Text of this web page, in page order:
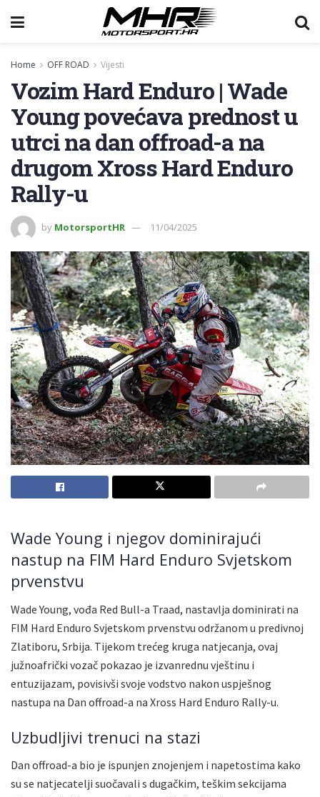
Home OFF ROAD Vijesti
Vozim Hard Enduro | Wade
Young povećava prednost u
utrci na dan offroad-a na
drugom Xross Hard Enduro
Rally-u
by MotorsportHR 11/04/2025
Wade Young i njegov dominirajući
nastup na FIM Hard Enduro Svjetskom
prvenstvu
Wade Young, vođa Red Bull-a Traad, nastavlja dominirati na
FIM Hard Enduro Svjetskom prvenstvu održanom u predivnoj
Zlatiboru, Srbija. Tijekom trećeg kruga natjecanja, ovaj
južnoafrički vozač pokazao je izvanrednu vještinu i
entuzijazam, povisivši svoje vodstvo nakon uspješnog
nastupa na Dan offroad-a na Xross Hard Enduro Rally-u.
Uzbudljivi trenuci na stazi
Dan offroad-a bio je ispunjen znojenjem i napetostima kako
su se natjecatelji suočavali s dugačkim, teškim sekcijama